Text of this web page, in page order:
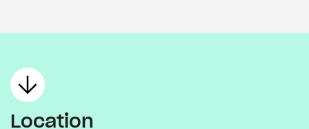
Location